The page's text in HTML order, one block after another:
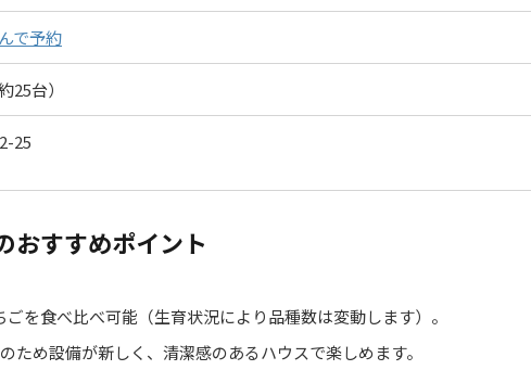
で予約
25台）
25
おすすめポイント
ごを食べ比べ可能（生育状況により品種数は変動します）。
ため設備が新しく、清潔感のあるハウスで楽しめます。